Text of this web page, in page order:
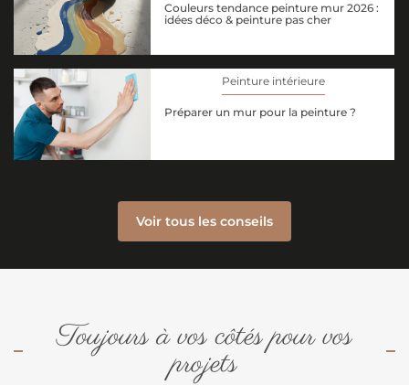
Couleurs tendance peinture mur 2026 :
idées déco & peinture pas cher
Peinture intérieure
Préparer un mur pour la peinture ?
Voir tous les conseils
Toujours à vos côtés pour vos
projets